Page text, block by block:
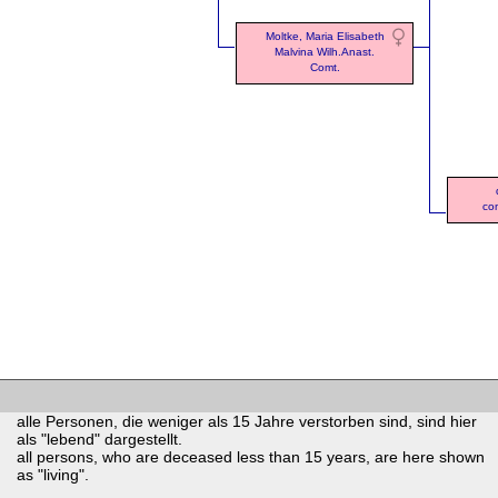
Moltke, Maria Elisabeth
Malvina Wilh.Anast.
Comt.
alle Personen, die weniger als 15 Jahre verstorben sind, sind hier
als "lebend" dargestellt.
all persons, who are deceased less than 15 years, are here shown
as "living".